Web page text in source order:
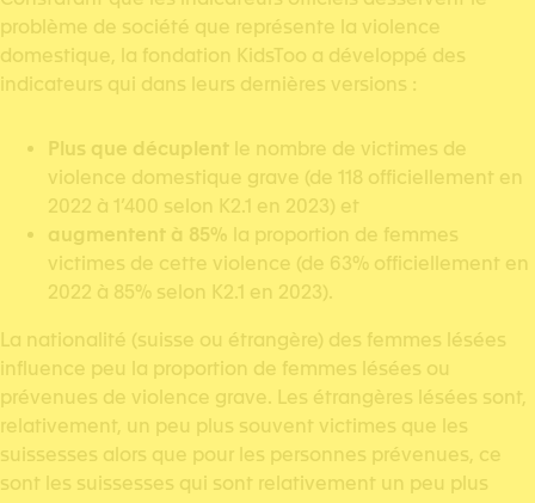
problème de société que représente la violence
domestique, la fondation KidsToo a développé des
indicateurs qui dans leurs dernières versions :
Plus que décuplent le nombre de victimes de
violence domestique grave (de 118 officiellement en
2022 à 1’400 selon K2.1 en 2023) et
augmentent à 85% la proportion de femmes
victimes de cette violence (de 63% officiellement en
2022 à 85% selon K2.1 en 2023).
La nationalité (suisse ou étrangère) des femmes lésées
influence peu la proportion de femmes lésées ou
prévenues de violence grave. Les étrangères lésées sont,
relativement, un peu plus souvent victimes que les
suissesses alors que pour les personnes prévenues, ce
sont les suissesses qui sont relativement un peu plus